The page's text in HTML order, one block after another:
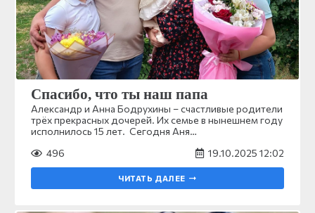
Спасибо, что ты наш папа
Александр и Анна Бодрухины – счастливые родители
трёх прекрасных дочерей. Их семье в нынешнем году
исполнилось 15 лет. Сегодня Аня…
496
19.10.2025 12:02
ЧИТАТЬ ДАЛЕЕ